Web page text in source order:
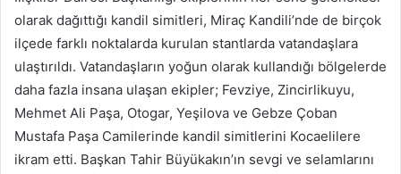
olarak dağıttığı kandil simitleri, Miraç Kandili’nde de birçok
ilçede farklı noktalarda kurulan stantlarda vatandaşlara
ulaştırıldı. Vatandaşların yoğun olarak kullandığı bölgelerde
daha fazla insana ulaşan ekipler; Fevziye, Zincirlikuyu,
Mehmet Ali Paşa, Otogar, Yeşilova ve Gebze Çoban
Mustafa Paşa Camilerinde kandil simitlerini Kocaelilere
ikram etti. Başkan Tahir Büyükakın’ın sevgi ve selamlarını